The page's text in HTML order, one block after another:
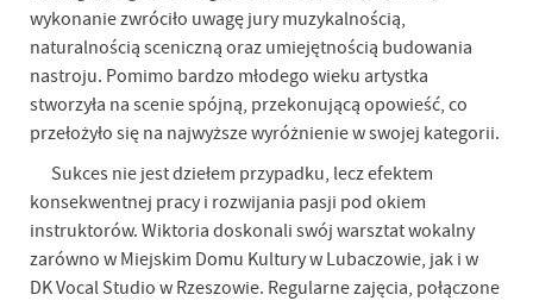
wykonanie zwróciło uwagę jury muzykalnością,
naturalnością sceniczną oraz umiejętnością budowania
nastroju. Pomimo bardzo młodego wieku artystka
stworzyła na scenie spójną, przekonującą opowieść, co
przełożyło się na najwyższe wyróżnienie w swojej kategorii.
Sukces nie jest dziełem przypadku, lecz efektem
konsekwentnej pracy i rozwijania pasji pod okiem
instruktorów. Wiktoria doskonali swój warsztat wokalny
zarówno w Miejskim Domu Kultury w Lubaczowie, jak i w
DK Vocal Studio w Rzeszowie. Regularne zajęcia, połączone